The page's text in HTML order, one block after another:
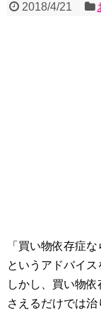
2018/4/21
「買い物依存症
というアドバイス
しかし、買い物
さえるだけでは治